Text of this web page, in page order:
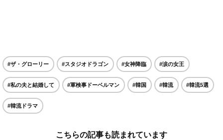
#ザ・グローリー #スタジオドラゴン #女神降臨 #涙の女王
#私の夫と結婚して #軍検事ドーベルマン #韓国 #韓流 #韓流5選
#韓流ドラマ
こちらの記事も読まれています